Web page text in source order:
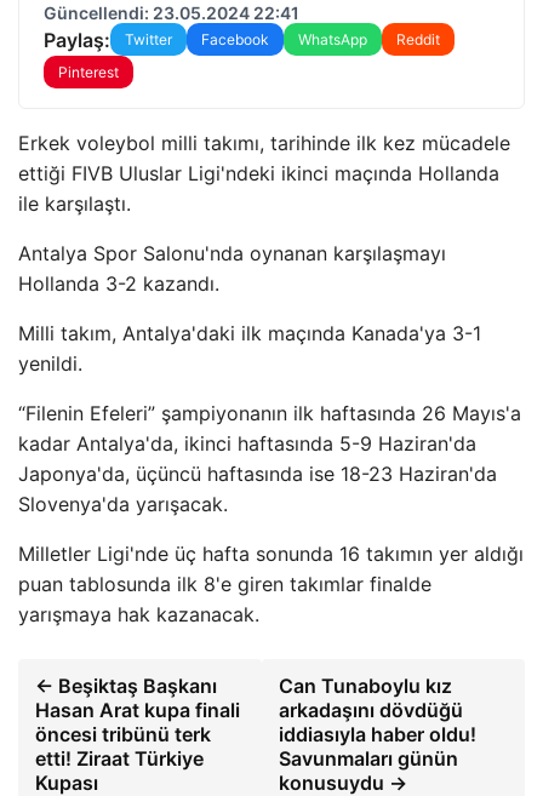
Güncellendi: 23.05.2024 22:41
Paylaş: Twitter Facebook WhatsApp
Reddit
Pinterest
Erkek voleybol milli takımı, tarihinde ilk kez mücadele
ettiği FIVB Uluslar Ligi'ndeki ikinci maçında Hollanda
ile karşılaştı.
Antalya Spor Salonu'nda oynanan karşılaşmayı
Hollanda 3-2 kazandı.
Milli takım, Antalya'daki ilk maçında Kanada'ya 3-1
yenildi.
“Filenin Efeleri” şampiyonanın ilk haftasında 26 Mayıs'a
kadar Antalya'da, ikinci haftasında 5-9 Haziran'da
Japonya'da, üçüncü haftasında ise 18-23 Haziran'da
Slovenya'da yarışacak.
Milletler Ligi'nde üç hafta sonunda 16 takımın yer aldığı
puan tablosunda ilk 8'e giren takımlar finalde
yarışmaya hak kazanacak.
← Beşiktaş Başkanı
Hasan Arat kupa finali
öncesi tribünü terk
etti! Ziraat Türkiye
Kupası
Can Tunaboylu kız
arkadaşını dövdüğü
iddiasıyla haber oldu!
Savunmaları günün
konusuydu →